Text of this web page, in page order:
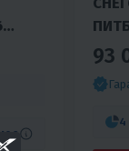
93
4